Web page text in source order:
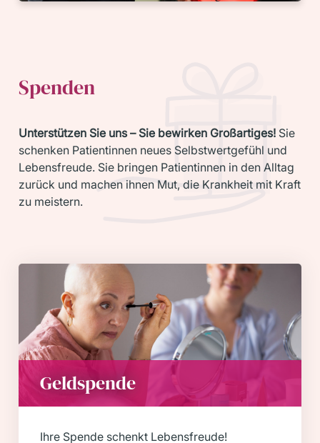
Spenden
Unterstützen Sie uns – Sie bewirken Großartiges! Sie
schenken Patientinnen neues Selbstwertgefühl und
Lebensfreude. Sie bringen Patientinnen in den Alltag
zurück und machen ihnen Mut, die Krankheit mit Kraft
zu meistern.
Geldspende
Ihre Spende schenkt Lebensfreude!